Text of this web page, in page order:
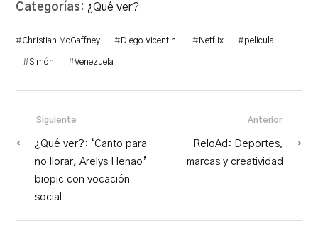
Categorías: ¿Qué ver?
#Christian McGaffney #Diego Vicentini #Netflix #película
#Simón #Venezuela
Anterior
ReloAd: Deportes,
marcas y creatividad
→
Siguiente
←
¿Qué ver?: ‘Canto para
no llorar, Arelys Henao’
biopic con vocación
social